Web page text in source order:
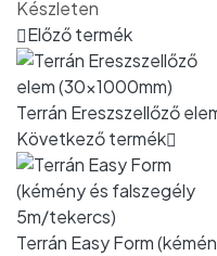
Készleten
Előző termék
Terrán Ereszszellőző
Következő termék
Terrán Easy Form